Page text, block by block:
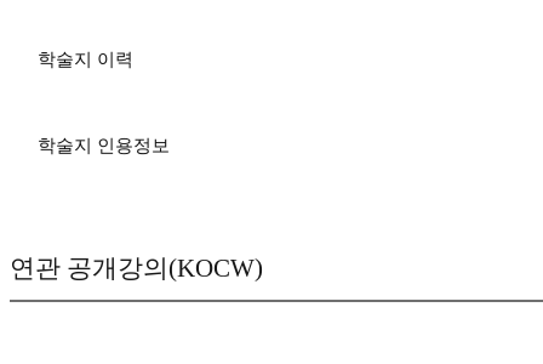
학술지 이력
학술지 인용정보
연관 공개강의(KOCW)